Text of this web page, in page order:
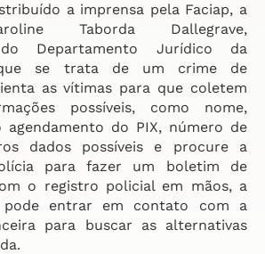
a imprensa pela Faciap, a
Taborda Dallegrave,
do Departamento Jurídico da
se trata de um crime de
as vítimas para que coletem
possíveis, como nome,
agendamento do PIX, número de
dados possíveis e procure a
para fazer um boletim de
o registro policial em mãos, a
pode entrar em contato com a
para buscar as alternativas